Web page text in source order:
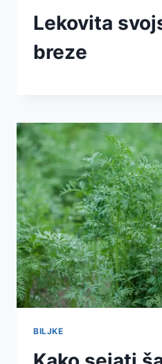
Lekovita
breze
BILJKE